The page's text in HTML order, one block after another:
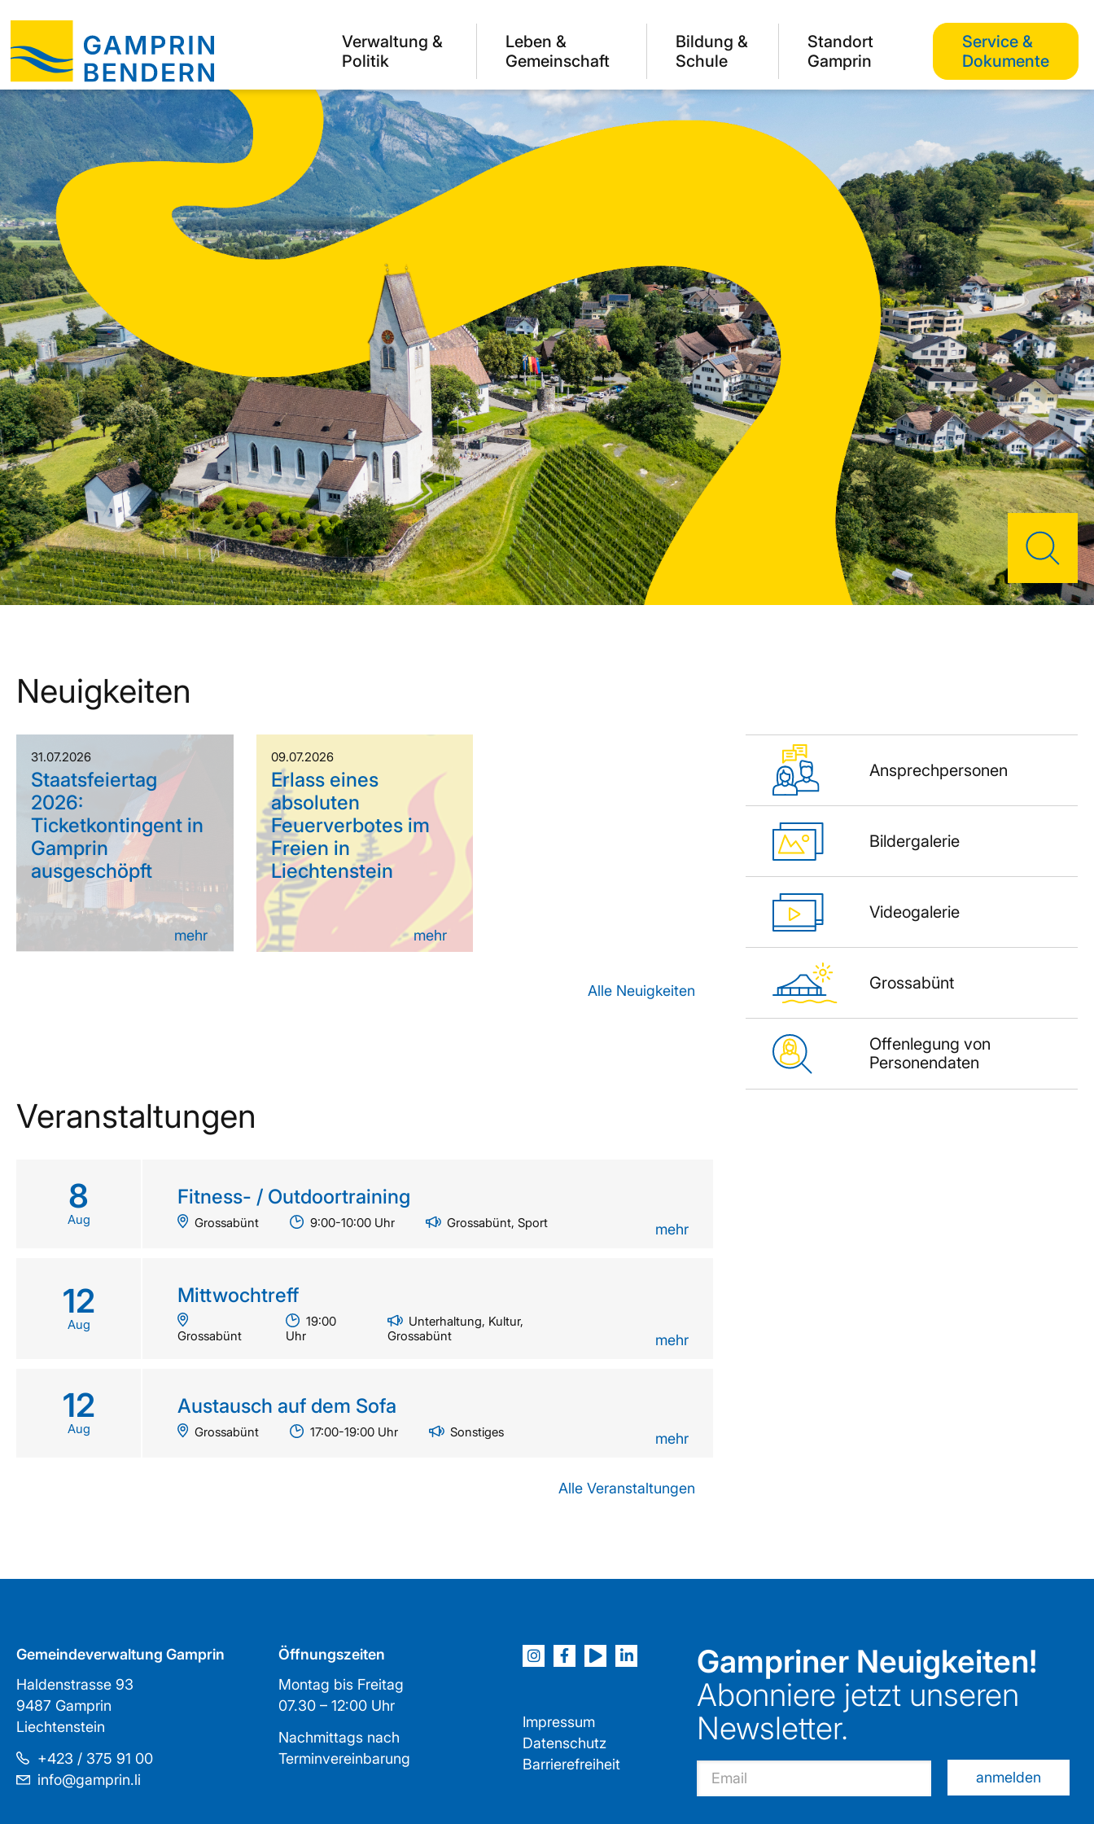
Verwaltung &
Politik
Leben &
Gemeinschaft
Bildung &
Schule
Standort
Gamprin
Service &
Dokumente
Neuigkeiten
31.07.2026
Staatsfeiertag
2026:
Ticketkontingent in
Gamprin
ausgeschöpft
mehr
09.07.2026
Erlass eines
absoluten
Feuerverbotes im
Freien in
Liechtenstein
mehr
Alle Neuigkeiten
Veranstaltungen
8
Aug
Fit­ness- / Out­door­trai­ning
Grossabünt 9:00-10:00 Uhr Grossabünt, Sport mehr
12
Aug
Mitt­wochtreff
Grossabünt
19:00
Uhr
Unterhaltung, Kultur,
Grossabünt
mehr
12
Aug
Aus­tausch auf dem Sofa
Grossabünt 17:00-19:00 Uhr Sonstiges mehr
Alle Veranstaltungen
Ansprechpersonen
Bildergalerie
Videogalerie
Grossabünt
Offenlegung von
Personendaten
Gemeindeverwaltung Gamprin
Haldenstrasse 93
9487 Gamprin
Liechtenstein
+423 / 375 91 00
info@gamprin.li
Öffnungszeiten
Montag bis Freitag
07.30 – 12:00 Uhr
Nachmittags nach
Terminvereinbarung
Impressum
Datenschutz
Barrierefreiheit
Gampriner Neuigkeiten!
Abonniere jetzt unseren
Newsletter.
Email anmelden